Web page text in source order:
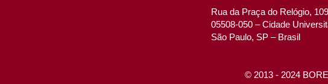
Rua da Praça do Relógio,
05508-050 – Cidade
São Paulo, SP – Brasil
© 2013 - 2024